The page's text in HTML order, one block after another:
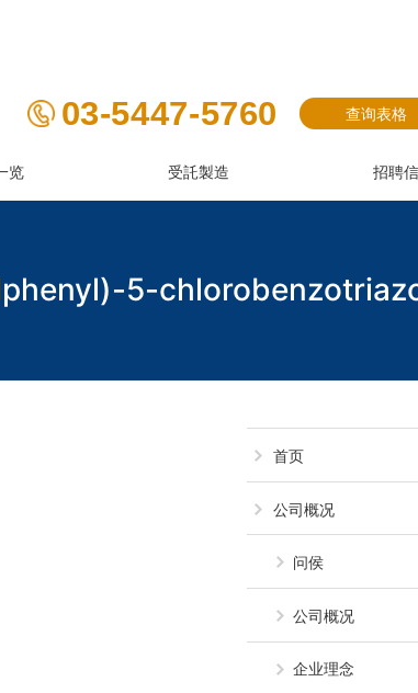
5-
首页
公司概况
问侯
公司概况
企业理念
03-5447-5760 查询表格
览 受託製造 招聘